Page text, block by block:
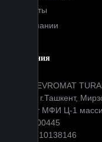
Контакты
О компании
Компания
ООО "EVROMAT
Адрес: г.Ташкент,
Окибат МФИ Ц-1
МФО: 00445
ИНН: 310138146